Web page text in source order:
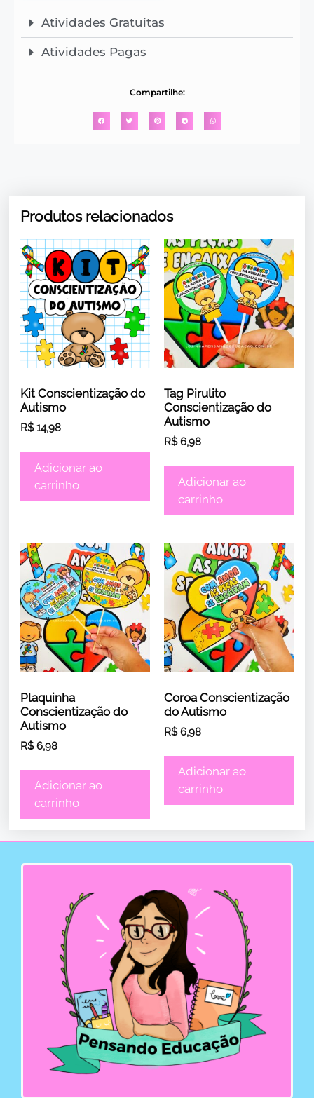
Atividades Gratuitas
Atividades Pagas
Compartilhe:
Produtos relacionados
Kit Conscientização do
Autismo
R$14,98
Adicionar ao
carrinho
Tag Pirulito
Conscientização do
Autismo
R$6,98
Adicionar ao
carrinho
Plaquinha
Conscientização do
Autismo
R$6,98
Adicionar ao
carrinho
Coroa Conscientização
do Autismo
R$6,98
Adicionar ao
carrinho